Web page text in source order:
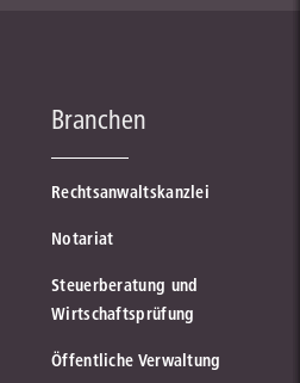
Branchen
Rechtsanwaltskanzlei
Notariat
Steuerberatung und
Wirtschaftsprüfung
Öffentliche Verwaltung